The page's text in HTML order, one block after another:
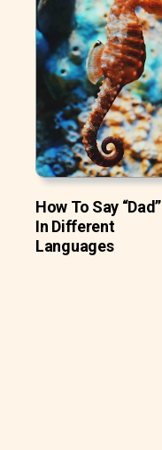
How To Say “Dad”
In Different
Languages